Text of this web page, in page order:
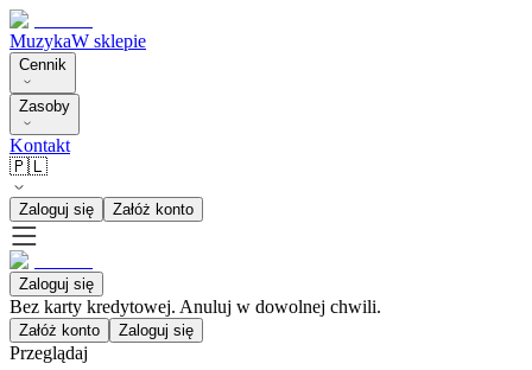
MuzykaW sklepie
Cennik
Zasoby
Kontakt
🇵🇱
Zaloguj się Załóż konto
Zaloguj się
Bez karty kredytowej. Anuluj w dowolnej chwili.
Załóż konto Zaloguj się
Przeglądaj